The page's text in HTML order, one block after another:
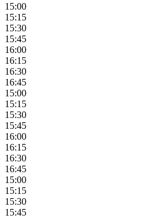
15:00
15:15
15:30
15:45
16:00
16:15
16:30
16:45
15:00
15:15
15:30
15:45
16:00
16:15
16:30
16:45
15:00
15:15
15:30
15:45